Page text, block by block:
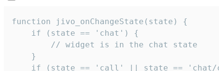
function jivo_onChangeState(state) {
    if (state == 'chat') {
        // widget is in the chat state
    }
if (state == 'call' || state == 'chat/